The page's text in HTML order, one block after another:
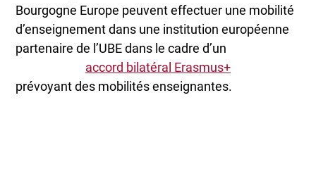
Bourgogne Europe peuvent effectuer une mobilité
d’enseignement dans une institution européenne
partenaire de l’UBE dans le cadre d’un
accord bilatéral Erasmus+
prévoyant des mobilités enseignantes.